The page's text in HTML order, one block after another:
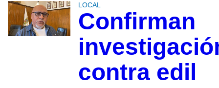
LOCAL
Confirman
contra edil